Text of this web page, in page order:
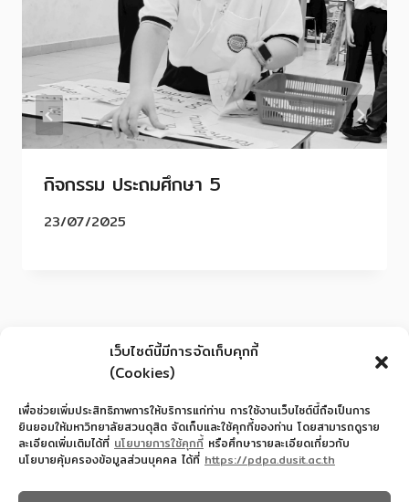
เว็บไซต์นี้มีการจัดเก็บคุกกี้
(Cookies)
เพื่อช่วยเพิ่มประสิทธิภาพการให้บริการแก่ท่าน การใช้งานเว็บไซต์นี้ถือเป็นการ
ยินยอมให้มหาวิทยาลัยสวนดุสิต จัดเก็บและใช้คุกกี้ของท่าน โดยสามารถดูราย
ละเอียดเพิ่มเติมได้ที่ นโยบายการใช้คุกกี้ หรือศึกษารายละเอียดเกี่ยวกับ
นโยบายคุ้มครองข้อมูลส่วนบุคคล ได้ที่ https://pdpa.dusit.ac.th
กิจกรรม ประถมศึกษา 5
23/07/2025